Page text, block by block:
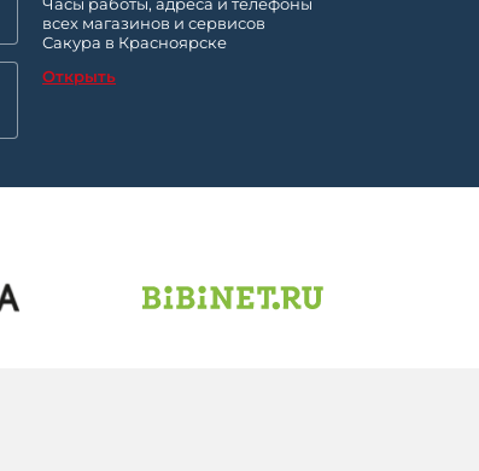
всех магазинов и сервисов
Сакура в Красноярске
Открыть